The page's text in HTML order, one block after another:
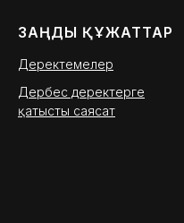
ЗАҢДЫ ҚҰЖАТТАР
Деректемелер
Дербес деректерге
қатысты саясат